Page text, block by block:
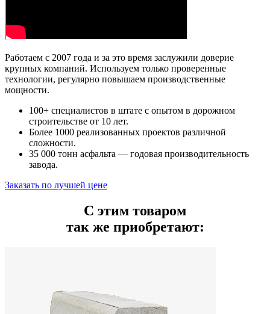
Работаем с 2007 года и за это время заслужили доверие
крупных компаний. Используем только проверенные
технологии, регулярно повышаем производственные
мощности.
100+ специалистов в штате с опытом в дорожном
строительстве от 10 лет.
Более 1000 реализованных проектов различной
сложности.
35 000 тонн асфальта — годовая производительность
завода.
Заказать по лучшей цене
С этим товаром
так же приобретают: